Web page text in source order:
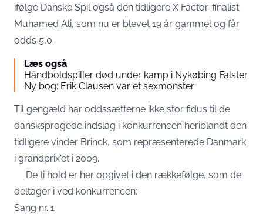
ifølge Danske Spil også den tidligere X Factor-finalist
Muhamed Ali, som nu er blevet 19 år gammel og får
odds 5,0.
Læs også
Håndboldspiller død under kamp i Nykøbing Falster
Ny bog: Erik Clausen var et sexmonster
Til gengæld har oddssætterne ikke stor fidus til de
dansksprogede indslag i konkurrencen heriblandt den
tidligere vinder Brinck, som repræsenterede Danmark
i grandprix'et i 2009.
De ti hold er her opgivet i den rækkefølge, som de
deltager i ved konkurrencen:
Sang nr. 1